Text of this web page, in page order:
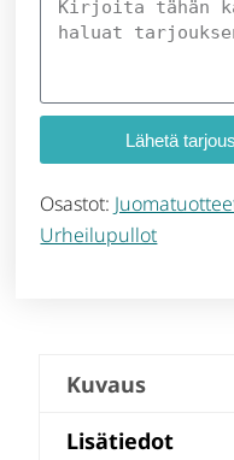
Lähetä
Osastot:
Urheilupullot
Kuvaus
Lisätiedot